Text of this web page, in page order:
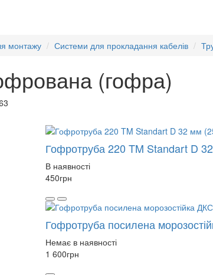
монтажу Системи для прокладання кабелів
(гофра)
Гофротруба 220 TM Standart D
В наявності
450грн
Гофротруба посилена
Немає в наявності
1 600грн